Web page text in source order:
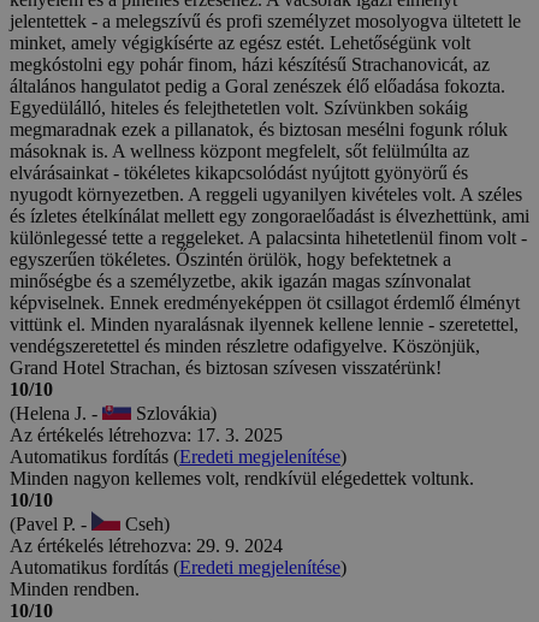
jelentettek - a melegszívű és profi személyzet mosolyogva ültetett le
minket, amely végigkísérte az egész estét. Lehetőségünk volt
megkóstolni egy pohár finom, házi készítésű Strachanovicát, az
általános hangulatot pedig a Goral zenészek élő előadása fokozta.
Egyedülálló, hiteles és felejthetetlen volt. Szívünkben sokáig
megmaradnak ezek a pillanatok, és biztosan mesélni fogunk róluk
másoknak is. A wellness központ megfelelt, sőt felülmúlta az
elvárásainkat - tökéletes kikapcsolódást nyújtott gyönyörű és
nyugodt környezetben. A reggeli ugyanilyen kivételes volt. A széles
és ízletes ételkínálat mellett egy zongoraelőadást is élvezhettünk, ami
különlegessé tette a reggeleket. A palacsinta hihetetlenül finom volt -
egyszerűen tökéletes. Őszintén örülök, hogy befektetnek a
minőségbe és a személyzetbe, akik igazán magas színvonalat
képviselnek. Ennek eredményeképpen öt csillagot érdemlő élményt
vittünk el. Minden nyaralásnak ilyennek kellene lennie - szeretettel,
vendégszeretettel és minden részletre odafigyelve. Köszönjük,
Grand Hotel Strachan, és biztosan szívesen visszatérünk!
10/10
(Helena J. -
Szlovákia)
Az értékelés létrehozva: 17. 3. 2025
Automatikus fordítás (Eredeti megjelenítése)
Minden nagyon kellemes volt, rendkívül elégedettek voltunk.
10/10
(Pavel P. -
Cseh)
Az értékelés létrehozva: 29. 9. 2024
Automatikus fordítás (Eredeti megjelenítése)
Minden rendben.
10/10